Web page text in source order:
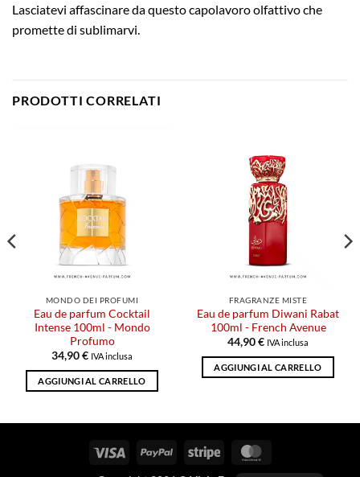
Lasciatevi affascinare da questo capolavoro olfattivo che
promette di sublimarvi.
PRODOTTI CORRELATI
MONDO DEI PROFUMI
Eau de parfum Cocktail
Intense 100ml - Mondo
Profumo
34,90€ IVA inclusa
AGGIUNGI AL CARRELLO
FRAGRANZE MISTE
Eau de parfum Diwani Rabat
100ml - French Avenue
44,90€ IVA inclusa
AGGIUNGI AL CARRELLO
Visto PayPal Striscia